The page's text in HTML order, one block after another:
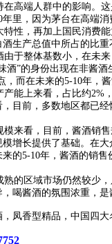
高端人群中的影响。
里，因为茅台在高端
性，再加上国民消费
生产总值中所占的比
于整体基数小，在未来
酒”的身份出现在非酱
，而在未来的5-10年，
能上来看，占比约2%
目前，多数地区都已
来看，目前，酱酒销售
增长提供了基础。在
的5-10年，酱酒的销售
的区域市场仍然较少
喝酱酒的氛围浓重，是
，凤香型精品，中国四